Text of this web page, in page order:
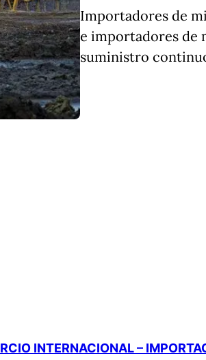
Importadores de
e importadores de
suministro
INTERNACIONAL –